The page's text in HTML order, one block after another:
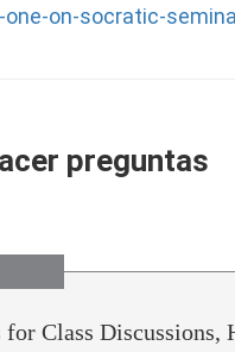
on-socratic-
preguntas
for Class Discussions,